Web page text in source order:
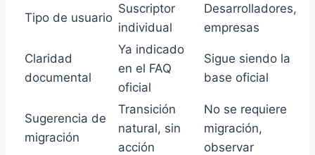
Tipo de usuario
Suscriptor
individual
Desarrolladores,
empresas
Claridad
documental
Ya indicado
en el FAQ
oficial
Sigue siendo la
base oficial
Sugerencia de
migración
Transición
natural, sin
acción
No se requiere
migración,
observar